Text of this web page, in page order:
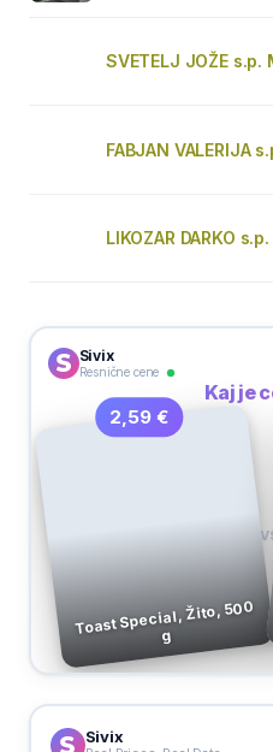
SVETELJ JOŽE s.p.
FABJAN VALERIJA
LIKOZAR DARKO
Sivix
Resnične cene
Kaj je
2,59 €
Toast Special, Žito, 500
g
Sivix